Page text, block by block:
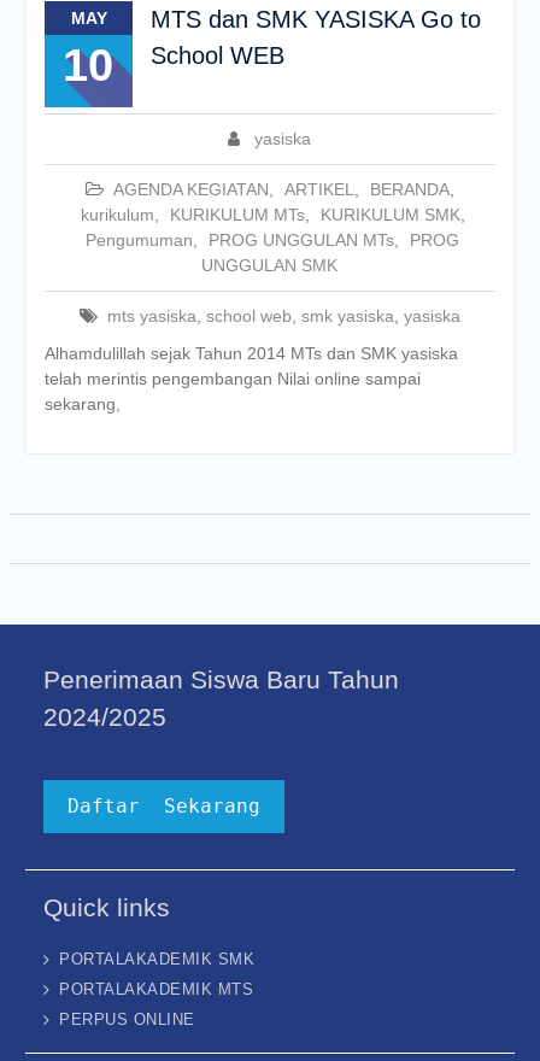
MAY
10
MTS dan SMK YASISKA Go to
School WEB
yasiska
AGENDA KEGIATAN ARTIKEL BERANDA,
kurikulum
KURIKULUM MTs, KURIKULUM SMK,
Pengumuman
PROG UNGGULAN MTs
PROG
UNGGULAN SMK
mts yasiska school web smk yasiska yasiska
Alhamdulillah sejak Tahun 2014 MTs dan SMK yasiska
telah merintis pengembangan Nilai online sampai
sekarang,
Penerimaan Siswa Baru Tahun
2024/2025
Daftar Sekarang
Quick links
PORTALAKADEMIK SMK
PORTALAKADEMIK MTS
PERPUS ONLINE